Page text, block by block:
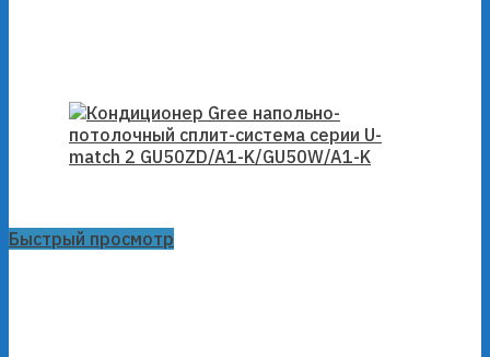
Быстрый просмотр